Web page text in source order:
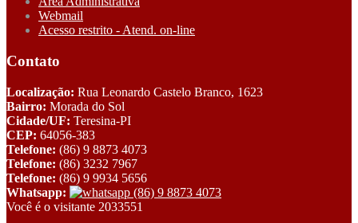
Webmail
Acesso restrito - Atend. on-line
Contato
Localização: Rua Leonardo Castelo Branco, 1623
Bairro: Morada do Sol
Cidade/UF: Teresina-PI
CEP: 64056-383
Telefone: (86) 9 8873 4073
Telefone: (86) 3232 7967
Telefone: (86) 9 9934 5656
Whatsapp:
(86) 9 8873 4073
Você é o visitante 2033551